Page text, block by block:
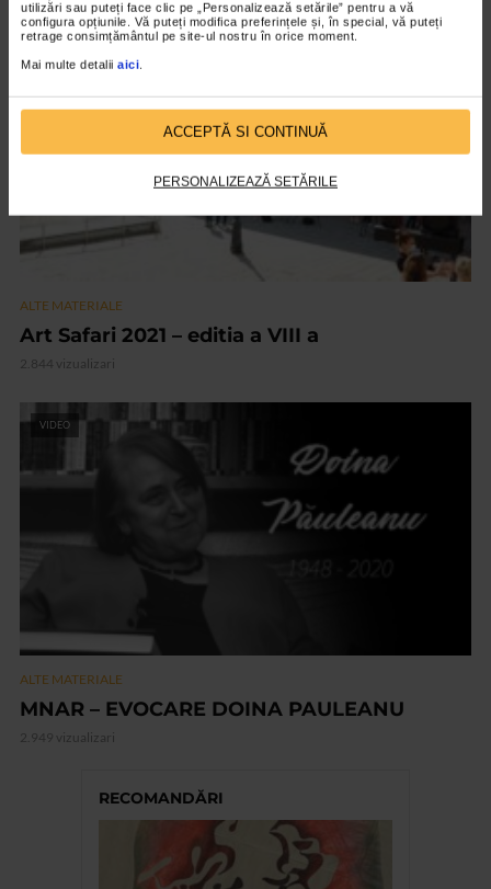
utilizări sau puteți face clic pe „Personalizează setările” pentru a vă
configura opțiunile. Vă puteți modifica preferințele și, în special, vă puteți
retrage consimțământul pe site-ul nostru în orice moment.
Mai multe detalii aici.
ACCEPTĂ SI CONTINUĂ
PERSONALIZEAZĂ SETĂRILE
ALTE MATERIALE
Art Safari 2021 – editia a VIII a
2.844 vizualizari
VIDEO
ALTE MATERIALE
MNAR – EVOCARE DOINA PAULEANU
2.949 vizualizari
RECOMANDĂRI